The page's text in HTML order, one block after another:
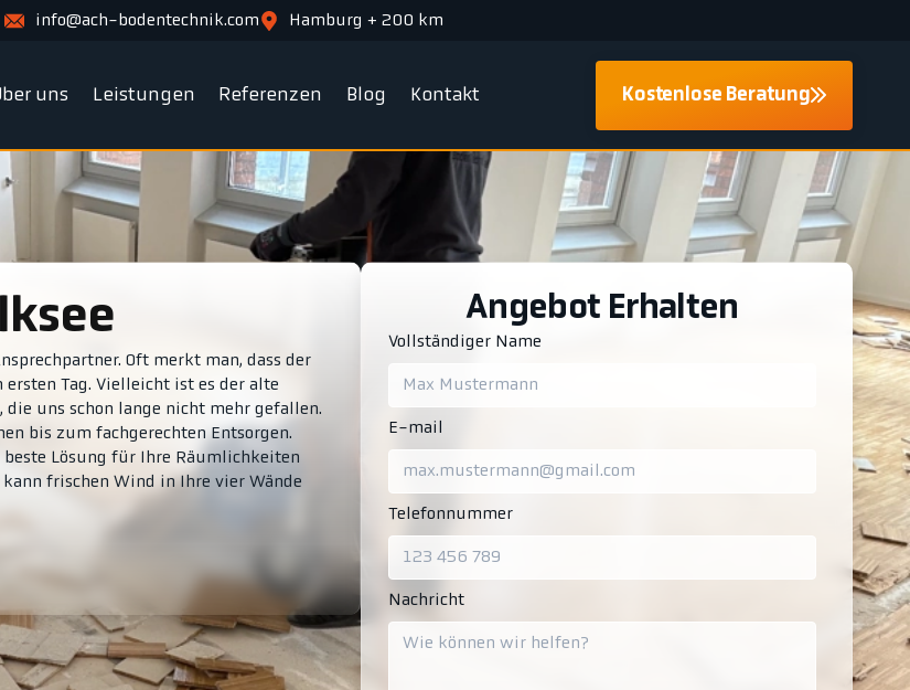
info@ach-bodentechnik.com Hamburg + 200 km
uns Leistungen Referenzen Blog Kontakt Kostenlose Beratung
Oft merkt man, dass der
Tag. Vielleicht ist es der alte
die uns schon lange nicht mehr gefallen.
bis zum fachgerechten Entsorgen.
Lösung für Ihre Räumlichkeiten
frischen Wind in Ihre vier Wände
Angebot Erhalten
Vollständiger Name
E-mail
Telefonnummer
Nachricht